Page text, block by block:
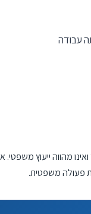
עבודה
מהווה ייעוץ
פעולה משפטית.